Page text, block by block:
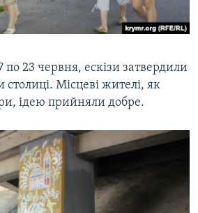
по 23 червня, ескізи затвердили
Місцеві жителі, як
ідею прийняли добре.